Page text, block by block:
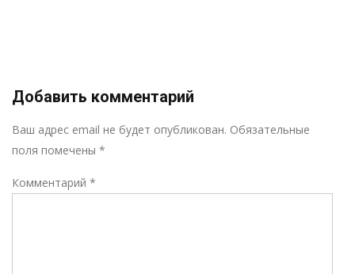
Добавить комментарий
Ваш адрес email не будет опубликован. Обязательные
поля помечены *
Комментарий *